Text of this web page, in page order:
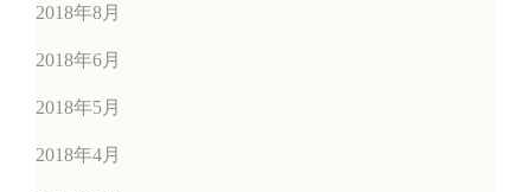
2018年8月
2018年6月
2018年5月
2018年4月